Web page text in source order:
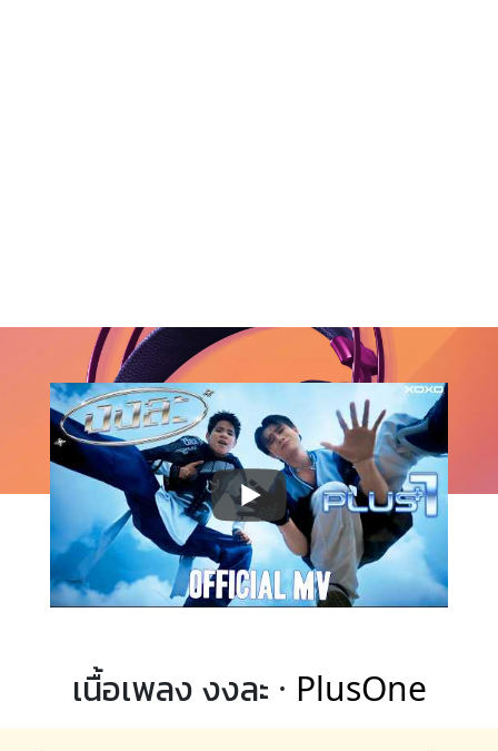
เนื้อเพลง งงละ · PlusOne